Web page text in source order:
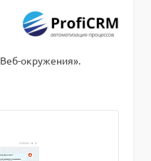
окружения».